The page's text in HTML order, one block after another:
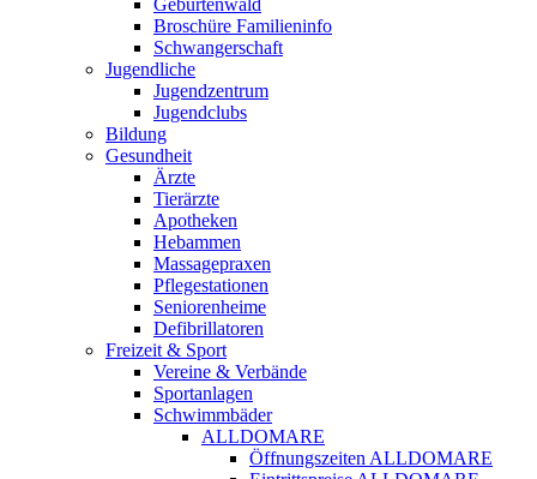
Geburtenwald
Broschüre Familieninfo
Schwangerschaft
Jugendliche
Jugendzentrum
Jugendclubs
Bildung
Gesundheit
Ärzte
Tierärzte
Apotheken
Hebammen
Massagepraxen
Pflegestationen
Seniorenheime
Defibrillatoren
Freizeit & Sport
Vereine & Verbände
Sportanlagen
Schwimmbäder
ALLDOMARE
Öffnungszeiten ALLDOMARE